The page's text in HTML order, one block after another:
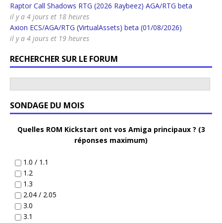
Raptor Call Shadows RTG (2026 Raybeez) AGA/RTG beta
il y a 4 jours et 18 heures
Axion ECS/AGA/RTG (VirtualAssets) beta (01/08/2026)
il y a 4 jours et 19 heures
RECHERCHER SUR LE FORUM
SONDAGE DU MOIS
Quelles ROM Kickstart ont vos Amiga principaux ? (3
réponses maximum)
1.0 / 1.1
1.2
1.3
2.04 / 2.05
3.0
3.1